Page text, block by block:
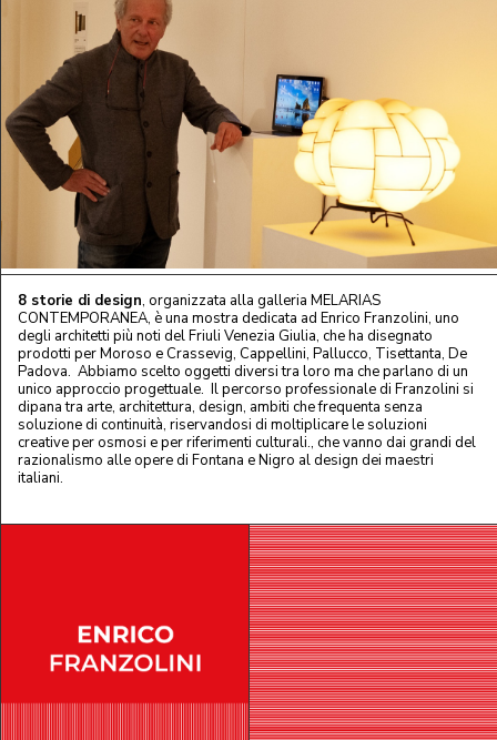
8 storie di design, organizzata alla galleria MELARIAS
CONTEMPORANEA, è una mostra dedicata ad Enrico Franzolini, uno
degli architetti più noti del Friuli Venezia Giulia, che ha disegnato
prodotti per Moroso e Crassevig, Cappellini, Pallucco, Tisettanta, De
Padova. Abbiamo scelto oggetti diversi tra loro ma che parlano di un
unico approccio progettuale. Il percorso professionale di Franzolini si
dipana tra arte, architettura, design, ambiti che frequenta senza
soluzione di continuità, riservandosi di moltiplicare le soluzioni
creative per osmosi e per riferimenti culturali., che vanno dai grandi del
razionalismo alle opere di Fontana e Nigro al design dei maestri
italiani.